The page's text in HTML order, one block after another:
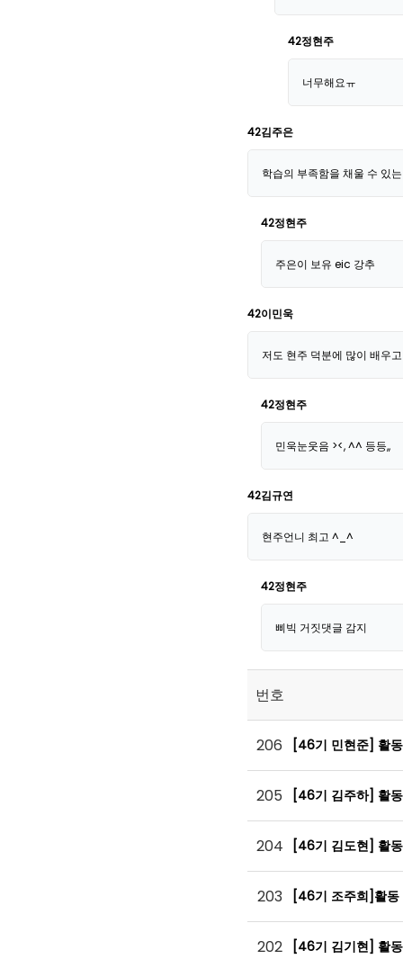
42정현주
너무해요ㅠ
42김주은
학습의 부족함을 채울 수 있
42정현주
주은이 보유 eic 강추
42이민욱
저도 현주 덕분에 많이 배우
42정현주
민욱눈웃음 ><, ^^ 등등,,
42김규연
현주언니 최고 ^_^
42정현주
삐빅 거짓댓글 감지
번호
206 [46기 민현준] 활
205 [46기 김주하] 활
204 [46기 김도현] 활
203 [46기 조주희]활
202 [46기 김기현] 활